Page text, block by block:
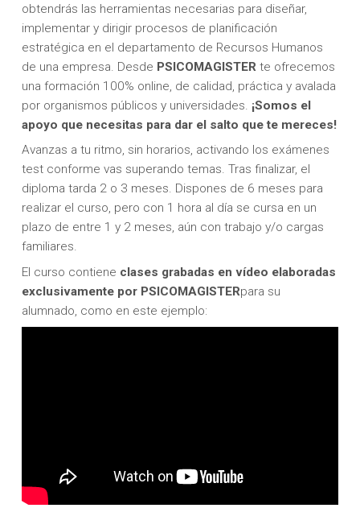
obtendrás las herramientas necesarias para diseñar,
implementar y dirigir procesos de planificación
estratégica en el departamento de Recursos Humanos
de una empresa. Desde PSICOMAGISTER te ofrecemos
una formación 100% online, de calidad, práctica y avalada
por organismos públicos y universidades. ¡Somos el
apoyo que necesitas para dar el salto que te mereces!
Avanzas a tu ritmo, sin horarios, activando los exámenes
test conforme vas superando temas. Tras finalizar, el
diploma tarda 2 o 3 meses. Dispones de 6 meses para
realizar el curso, pero con 1 hora al día se cursa en un
plazo de entre 1 y 2 meses, aún con trabajo y/o cargas
familiares.
El curso contiene clases grabadas en vídeo elaboradas
exclusivamente por PSICOMAGISTERpara su
alumnado, como en este ejemplo: